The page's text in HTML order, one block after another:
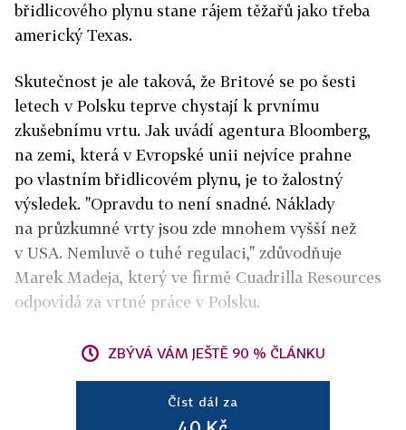
břidlicového plynu stane rájem těžařů jako třeba
americký Texas.
Skutečnost je ale taková, že Britové se po šesti
letech v Polsku teprve chystají k prvnímu
zkušebnímu vrtu. Jak uvádí agentura Bloomberg,
na zemi, která v Evropské unii nejvíce prahne
po vlastním břidlicovém plynu, je to žalostný
výsledek. "Opravdu to není snadné. Náklady
na průzkumné vrty jsou zde mnohem vyšší než
v USA. Nemluvě o tuhé regulaci," zdůvodňuje
Marek Madeja, který ve firmě Cuadrilla Resources
odpovídá za vrtné práce v Polsku.
ZBÝVÁ VÁM JEŠTĚ 90 % ČLÁNKU
Číst dál za